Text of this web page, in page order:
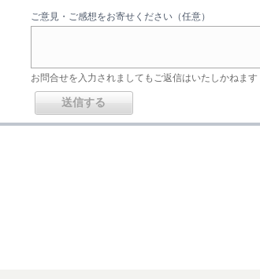
ご意見・ご感想をお寄せください（任意）
お問合せを入力されましてもご返信はいたしかねます